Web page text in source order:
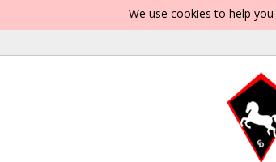
We use cookies to help